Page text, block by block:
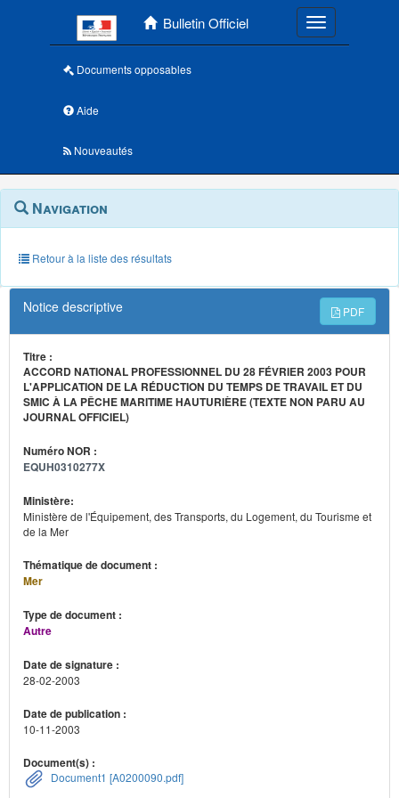
Bulletin Officiel Toggle
Documents opposables
Aide
Nouveautés
Navigation
outils
annexes
Menu
contextuel
Navigation
Retour à la liste des résultats
Notice descriptive PDF
Titre :
ACCORD NATIONAL PROFESSIONNEL DU 28 FÉVRIER 2003 POUR
L'APPLICATION DE LA RÉDUCTION DU TEMPS DE TRAVAIL ET DU
SMIC À LA PÊCHE MARITIME HAUTURIÈRE (TEXTE NON PARU AU
JOURNAL OFFICIEL)
Numéro NOR :
EQUH0310277X
Ministère:
Ministère de l'Équipement, des Transports, du Logement, du Tourisme et
de la Mer
Thématique de document :
Mer
Type de document :
Autre
Date de signature :
28-02-2003
Date de publication :
10-11-2003
Document(s) :
Document1 [A0200090.pdf]